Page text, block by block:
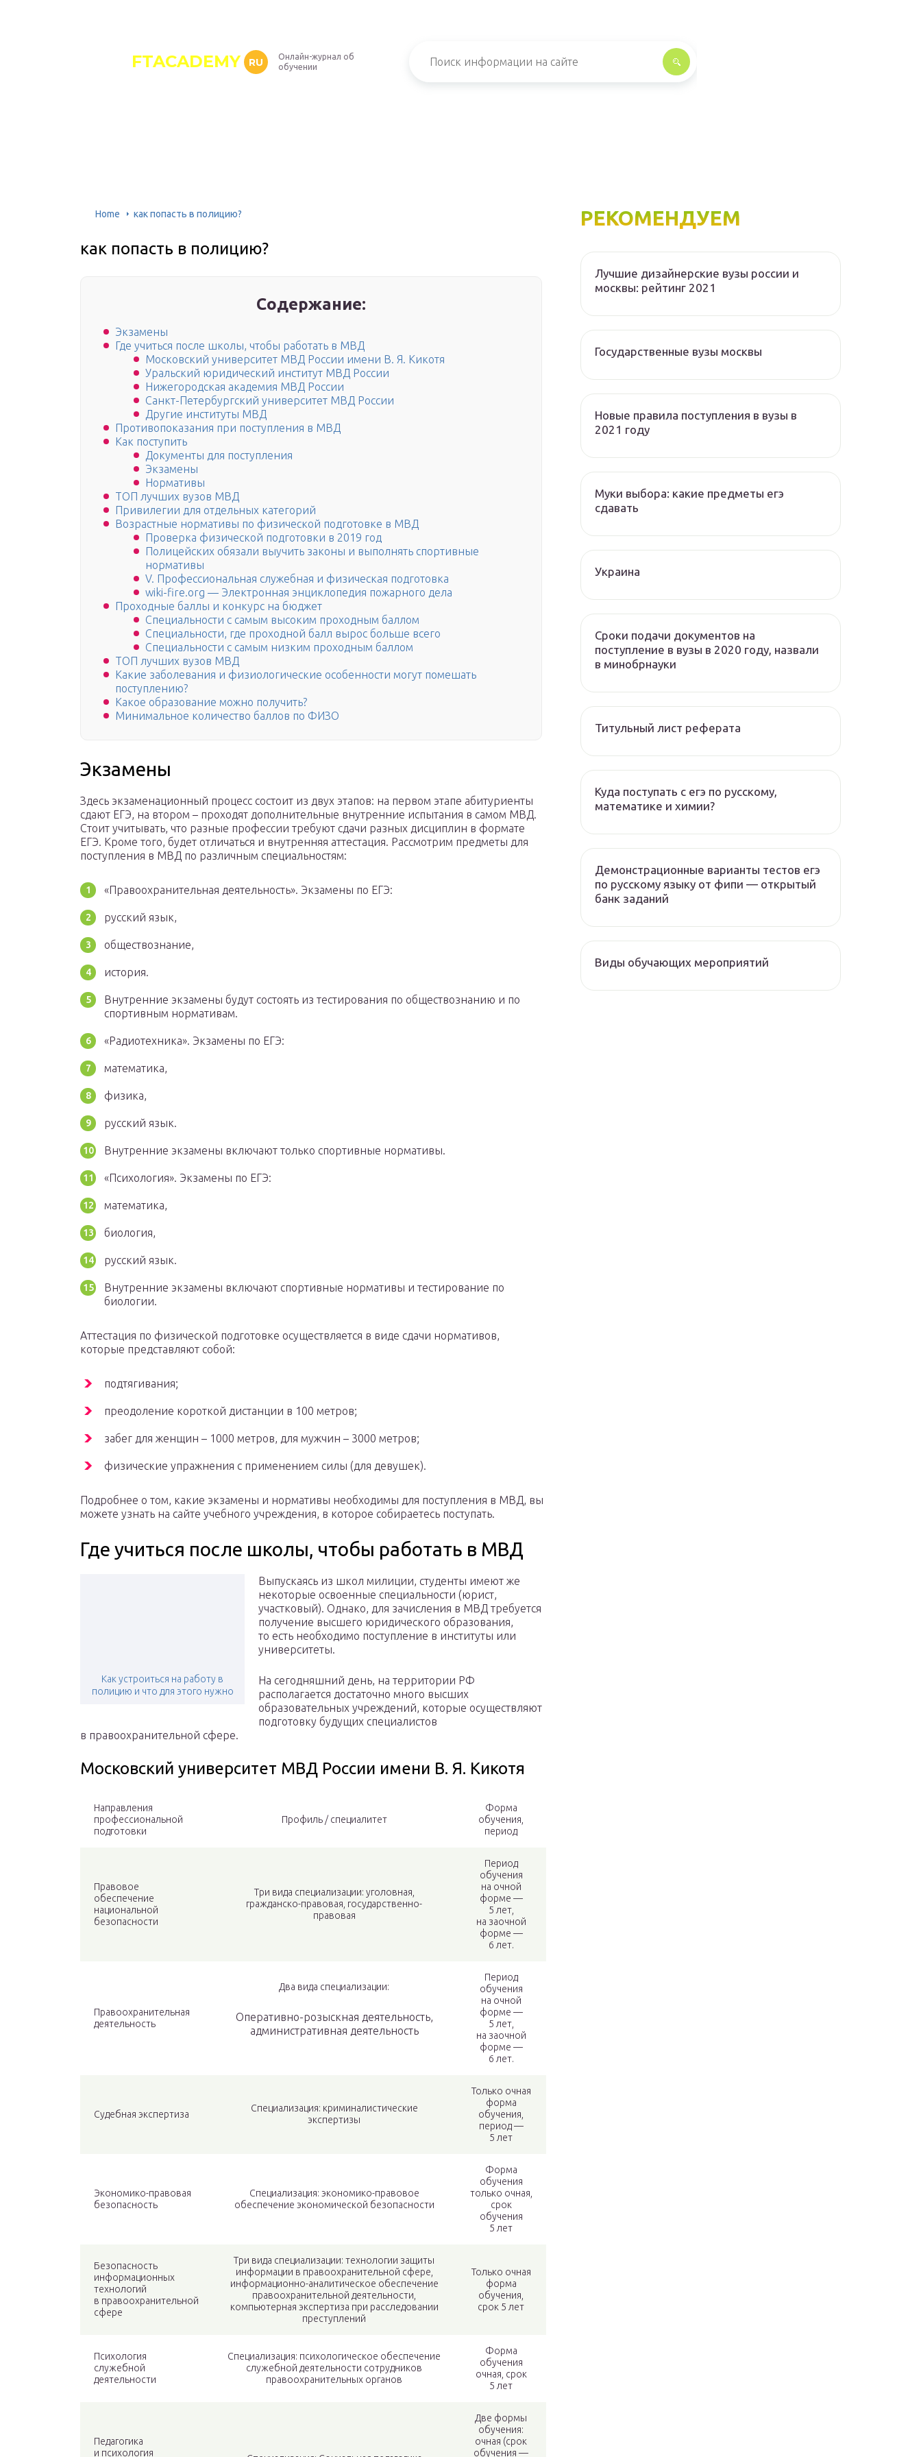
FTACADEMY RU
Онлайн-журнал об
обучении
Home ​​как попасть в полицию?
​​как попасть в полицию?
Содержание:
Экзамены
Где учиться после школы, чтобы работать в МВД
Московский университет МВД России имени В. Я. Кикотя
Уральский юридический институт МВД России
Нижегородская академия МВД России
Санкт-Петербургский университет МВД России
Другие институты МВД
Противопоказания при поступления в МВД
Как поступить
Документы для поступления
Экзамены
Нормативы
ТОП лучших вузов МВД
Привилегии для отдельных категорий
Возрастные нормативы по физической подготовке в МВД
Проверка физической подготовки в 2019 год
Полицейских обязали выучить законы и выполнять спортивные
нормативы
V. Профессиональная служебная и физическая подготовка
wiki-fire.org — Электронная энциклопедия пожарного дела
Проходные баллы и конкурс на бюджет
Специальности с самым высоким проходным баллом
Специальности, где проходной балл вырос больше всего
Специальности с самым низким проходным баллом
ТОП лучших вузов МВД
Какие заболевания и физиологические особенности могут помешать
поступлению?
Какое образование можно получить?
Минимальное количество баллов по ФИЗО
Экзамены
Здесь экзаменационный процесс состоит из двух этапов: на первом этапе абитуриенты
сдают ЕГЭ, на втором – проходят дополнительные внутренние испытания в самом МВД.
Стоит учитывать, что разные профессии требуют сдачи разных дисциплин в формате
ЕГЭ. Кроме того, будет отличаться и внутренняя аттестация. Рассмотрим предметы для
поступления в МВД по различным специальностям:
«Правоохранительная деятельность». Экзамены по ЕГЭ:
русский язык,
обществознание,
история.
Внутренние экзамены будут состоять из тестирования по обществознанию и по
спортивным нормативам.
«Радиотехника». Экзамены по ЕГЭ:
математика,
физика,
русский язык.
Внутренние экзамены включают только спортивные нормативы.
«Психология». Экзамены по ЕГЭ:
математика,
биология,
русский язык.
Внутренние экзамены включают спортивные нормативы и тестирование по
биологии.
Аттестация по физической подготовке осуществляется в виде сдачи нормативов,
которые представляют собой:
подтягивания;
преодоление короткой дистанции в 100 метров;
забег для женщин – 1000 метров, для мужчин – 3000 метров;
физические упражнения с применением силы (для девушек).
Подробнее о том, какие экзамены и нормативы необходимы для поступления в МВД, вы
можете узнать на сайте учебного учреждения, в которое собираетесь поступать.
Где учиться после школы, чтобы работать в МВД
Как устроиться на работу в
полицию и что для этого нужно
Выпускаясь из школ милиции, студенты имеют же
некоторые освоенные специальности (юрист,
участковый). Однако, для зачисления в МВД требуется
получение высшего юридического образования,
то есть необходимо поступление в институты или
университеты.
На сегодняшний день, на территории РФ
располагается достаточно много высших
образовательных учреждений, которые осуществляют
подготовку будущих специалистов
в правоохранительной сфере.
Московский университет МВД России имени В. Я. Кикотя
Направления
профессиональной
подготовки
Профиль / специалитет
Форма
обучения,
период
Правовое
обеспечение
национальной
безопасности
Три вида специализации: уголовная,
гражданско-правовая, государственно-
правовая
Период
обучения
на очной
форме —
5 лет,
на заочной
форме —
6 лет.
Правоохранительная
деятельность
Два вида специализации:
Оперативно-розыскная деятельность,
административная деятельность
Период
обучения
на очной
форме —
5 лет,
на заочной
форме —
6 лет.
Судебная экспертиза
Специализация: криминалистические
экспертизы
Только очная
форма
обучения,
период —
5 лет
Экономико-правовая
безопасность
Специализация: экономико-правовое
обеспечение экономической безопасности
Форма
обучения
только очная,
срок
обучения
5 лет
Безопасность
информационных
технологий
в правоохранительной
сфере
Три вида специализации: технологии защиты
информации в правоохранительной сфере,
информационно-аналитическое обеспечение
правоохранительной деятельности,
компьютерная экспертиза при расследовании
преступлений
Только очная
форма
обучения,
срок 5 лет
Психология
служебной
деятельности
Специализация: психологическое обеспечение
служебной деятельности сотрудников
правоохранительных органов
Форма
обучения
очная, срок
5 лет
Педагогика
и психология
Две формы
обучения:
очная (срок
обучения —
РЕКОМЕНДУЕМ
Лучшие дизайнерские вузы россии и
москвы: рейтинг 2021
Государственные вузы москвы
Новые правила поступления в вузы в
2021 году
Муки выбора: какие предметы егэ
сдавать
Украина
Сроки подачи документов на
поступление в вузы в 2020 году, назвали
в минобрнауки
Титульный лист реферата
Куда поступать с егэ по русскому,
математике и химии?
Демонстрационные варианты тестов егэ
по русскому языку от фипи — открытый
банк заданий
Виды обучающих мероприятий